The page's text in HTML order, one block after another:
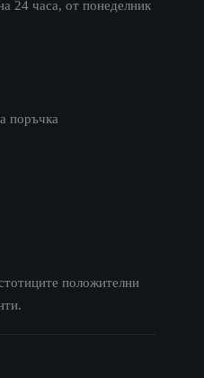
24 часа, от понеделник
поръчка
положителни